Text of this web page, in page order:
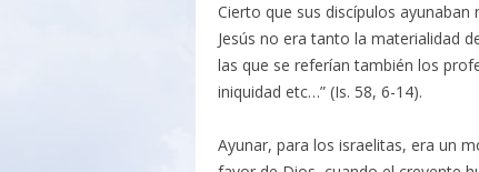
Cierto que sus discípulos
Jesús no era tanto la materialidad
las que se referían también los
iniquidad etc…” (Is. 58, 6-14).
Ayunar, para los israelitas, era un